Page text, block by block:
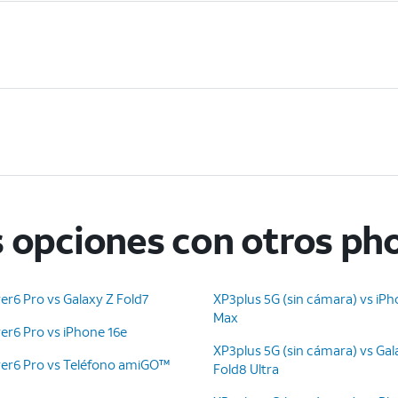
con otros
Pro vs Galaxy Z Fold7
Pro vs iPhone 16e
Pro vs Teléfono amiGO™
XP3plus 5G (sin cámara) vs
Max
XP3plus 5G (sin cámara) vs
Fold8 Ultra